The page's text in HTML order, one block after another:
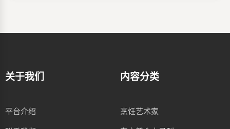
关于我们
平台介绍
内容分类
烹饪艺术家